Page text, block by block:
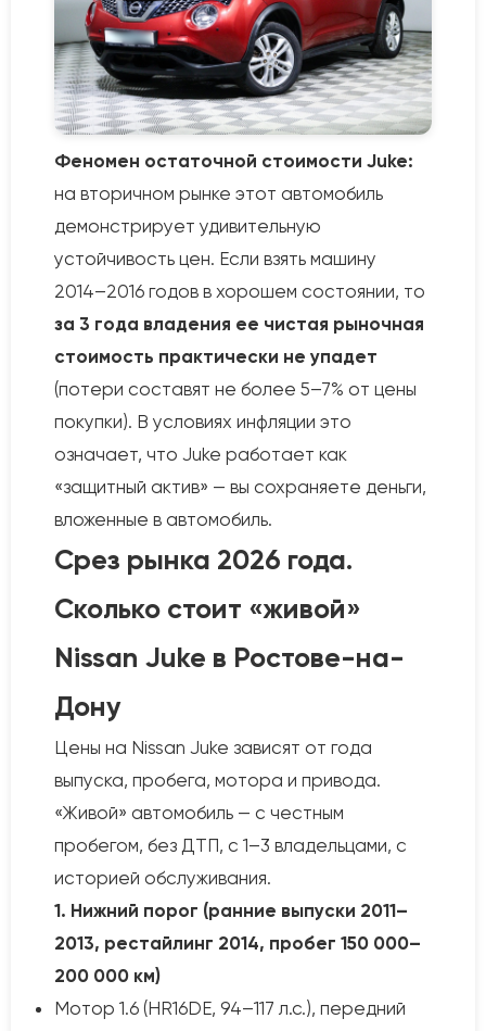
Феномен остаточной стоимости Juke:
на вторичном рынке этот автомобиль
демонстрирует удивительную
устойчивость цен. Если взять машину
2014–2016 годов в хорошем состоянии, то
за 3 года владения ее чистая рыночная
стоимость практически не упадет
(потери составят не более 5–7% от цены
покупки). В условиях инфляции это
означает, что Juke работает как
«защитный актив» — вы сохраняете деньги,
вложенные в автомобиль.
Срез рынка 2026 года.
Сколько стоит «живой»
Nissan Juke в Ростове-на-
Дону
Цены на Nissan Juke зависят от года
выпуска, пробега, мотора и привода.
«Живой» автомобиль — с честным
пробегом, без ДТП, с 1–3 владельцами, с
историей обслуживания.
1. Нижний порог (ранние выпуски 2011–
2013, рестайлинг 2014, пробег 150 000–
200 000 км)
Мотор 1.6 (HR16DE, 94–117 л.с.), передний